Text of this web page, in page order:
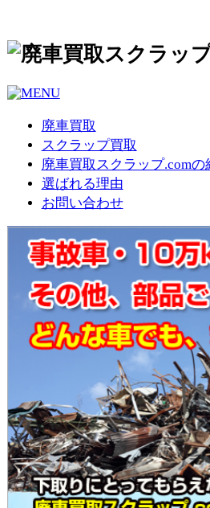
廃車買取
スクラップ買取
廃車買取スクラップ.comの紹介
選ばれる理由
お問い合わせ